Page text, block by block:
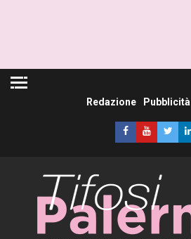
Redazione Pubblicità